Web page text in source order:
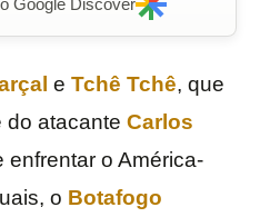
Google Discover
e Tchê Tchê, que
do atacante Carlos
enfrentar o América-
o Botafogo